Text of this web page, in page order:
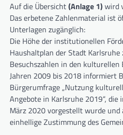
Auf die Übersicht(Anlage 1)wird
Das erbetene Zahlenmaterial ist
Unterlagen zugänglich:
Die Höhe der institutionellen
Haushaltplan der Stadt
Besuchszahlen in den
Jahren 2009 bis 2018 informiert
Bürgerumfrage „Nutzung
Angebote in Karlsruhe 2019“, die
März 2020 vorgestellt wurde und
einhellige Zustimmung des